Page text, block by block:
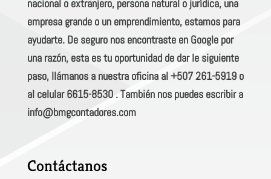
nacional o extranjero, persona natural o jurídica, una
empresa grande o un emprendimiento, estamos para
ayudarte. De seguro nos encontraste en Google por
una razón, esta es tu oportunidad de dar le siguiente
paso, llámanos a nuestra oficina al +507 261-5919 o
al celular 6615-8530 . También nos puedes escribir a
info@bmgcontadores.com
Contáctanos